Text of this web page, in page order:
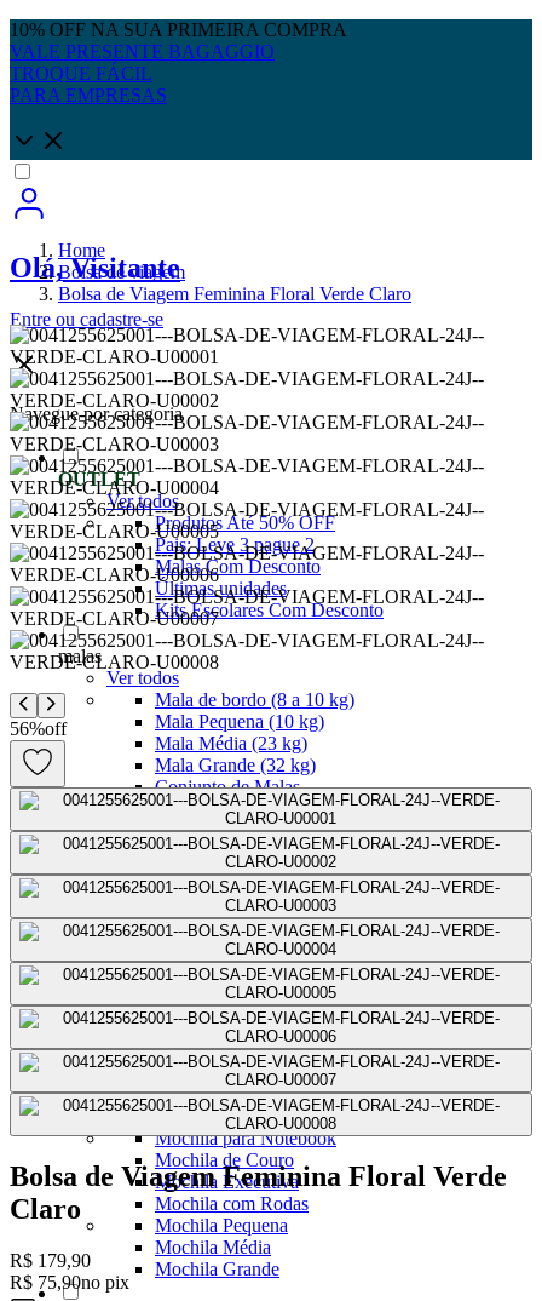
10% OFF NA SUA PRIMEIRA COMPRA
VALE PRESENTE BAGAGGIO
TROQUE FÁCIL
PARA EMPRESAS
Olá, Visitante
Entre ou cadastre-se
Navegue por categoria
OUTLET
Ver todos
Produtos Até 50% OFF
Pais: Leve 3 pague 2
Malas Com Desconto
Últimas unidades
Kits Escolares Com Desconto
malas
Ver todos
Mala de bordo (8 a 10 kg)
Mala Pequena (10 kg)
Mala Média (23 kg)
Mala Grande (32 kg)
Conjunto de Malas
Bolsa de Viagem
ABS
Polipropileno
Policarbonato
Tecido
Para Levar à Bordo
Para Despachar
Mochilas
Ver todos
Mochilas Masculinas
Mochilas Femininas
Mochilas Escolares
Mochilas Juvenis
Ver Todos
Mochila para Notebook
Mochila de Couro
Mochila Executiva
Mochila com Rodas
Mochila Pequena
Mochila Média
Mochila Grande
Home
Bolsa de viagem
Bolsa de Viagem Feminina Floral Verde Claro
56%off
Bolsa de Viagem Feminina Floral Verde
Claro
R$ 179,90
R$ 75,90no pix